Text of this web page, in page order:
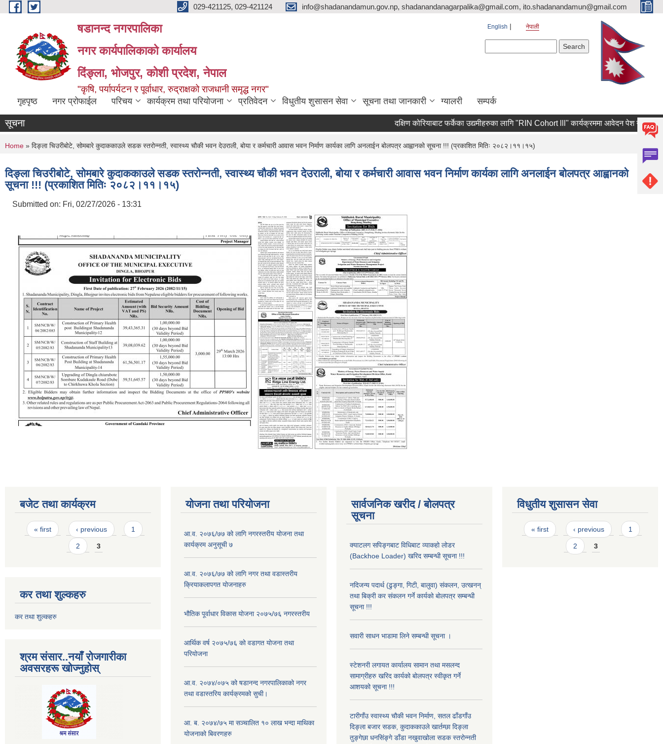
Skip to main content 029-421125, 029-421124 info@shadanandamun.gov.np, shadanandanagarpalika@gmail.com, ito.shadanandamun@gmail.com
षडानन्द नगरपालिका
नगर कार्यपालिकाको कार्यालय
दिंङ्ला, भोजपुर, कोशी प्रदेश, नेपाल
"कृषि, पर्यापर्यटन र पूर्वाधार, रुद्राक्षको राजधानी समृद्ध नगर"
English नेपाली
गृहपृष्ठ नगर प्रोफाईल परिचय कार्यक्रम तथा परियोजना प्रतिवेदन विधुतीय शुसासन सेवा सूचना तथा जानकारी ग्यालरी सम्पर्क
सूचना दक्षिण कोरियाबाट फर्केका उद्यमीहरुका लागि "RIN Cohort lll" कार्यक्रममा आवेदन पेश गर्ने सम्बन्धी
You are here
Home » दिङ्ला चिउरीबोटे, सोमबारे कुदाककाउले सडक स्तरोन्नती, स्वास्थ्य चौकी भवन देउराली, बोया र कर्मचारी आवास भवन निर्माण कार्यका लागि अनलाईन बोलपत्र आह्वानको सूचना !!! (प्रकाशित मितिः २०८२।११।१५)
दिङ्ला चिउरीबोटे, सोमबारे कुदाककाउले सडक स्तरोन्नती, स्वास्थ्य चौकी भवन देउराली, बोया र कर्मचारी आवास भवन निर्माण कार्यका लागि अनलाईन बोलपत्र आह्वानको
सूचना !!! (प्रकाशित मितिः २०८२।११।१५)
Submitted on: Fri, 02/27/2026 - 13:31
बजेट तथा कार्यक्रम
Pages
« first ‹ previous 1
2 3
कर तथा शुल्कहरु
कर तथा शुल्कहरु
श्रम संसार..नयाँ रोजगारीका
अवसरहरू खोज्नुहोस्
योजना तथा परियोजना
आ.व. २०७६/७७ को लागि नगरस्तरीय योजना तथा
कार्यक्रम अनुसूची ७
आ.व. २०७६/७७ को लागि नगर तथा वडास्तरीय
क्रियाकलापगत योजनाहरु
भौतिक पूर्वाधार विकास योजना २०७५/७६ नगरस्तरीय
आर्थिक वर्ष २०७५/७६ को वडागत योजना तथा
परियोजना
आ.व. २०७४/०७५ को षडानन्द नगरपालिकाको नगर
तथा वडास्तरिय कार्यक्रमको सुची।
आ. ब. २०७४/७५ मा सञ्चालित १० लाख भन्दा माथिका
योजनाको बिवरणहरु
सार्वजनिक खरीद / बोलपत्र
सूचना
क्याटलग सपिङ्गबाट विधिबाट व्याकहो लोडर
(Backhoe Loader) खरिद सम्बन्धी सूचना !!!
नदिजन्य पदार्थ (ढुङ्गा, गिटी, बालुवा) संकलन, उत्खनन्
तथा बिक्री कर संकलन गर्ने कार्यको बोलपत्र सम्बन्धी
सूचना !!!
सवारी साधन भाडामा लिने सम्बन्धी सूचना ।
स्टेशनरी लगायत कार्यालय सामान तथा मसलन्द
सामाग्रीहरु खरिद कार्यको बोलपत्र स्वीकृत गर्ने
आशयको सूचना !!!
टारीगाँउ स्वास्थ्य चौकी भवन निर्माण, सतल ढाँडगाँउ
दिङ्ला बजार सडक, कुदाककाउले खार्तम्छा दिङ्ला
तुङ्गेछा धनसिंङ्गे डाँडा नखुवाखोला सडक स्तरोन्नती
विधुतीय शुसासन सेवा
Pages
« first ‹ previous 1
2 3